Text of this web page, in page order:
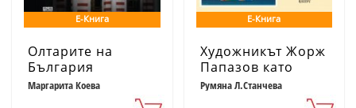
Е-Книга
Олтарите на
България
Маргарита Коева
Е-Книга
Художникът Жорж
Папазов като
писател.
Вербализация на
Румяна Л.Станчева